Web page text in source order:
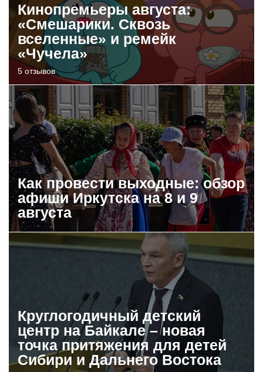
Кинопремьеры августа:
«Смешарики. Сквозь
вселенные» и ремейк
«Чучела»
5 отзывов
Как провести выходные: обзор
афиши Иркутска на 8 и 9
августа
Круглогодичный детский
центр на Байкале – новая
точка притяжения для детей
Сибири и Дальнего Востока